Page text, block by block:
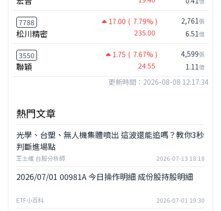
7788 17.00 ( 7.79% )
松川精密 235.00
2,761張
6.51億
3550 1.75 ( 7.67% )
聯穎 24.55
4,599張
1.11億
更新時間：2026-08-08 12:17:34
熱門文章
光學、台塑、無人機集體噴出 這波還能追嗎？教你3秒
判斷進場點
王士維 台股分析師 2026-07-13 18:18
2026/07/01 00981A 今日操作明細 成份股持股明細
ETF小百科 2026-07-01 19:30